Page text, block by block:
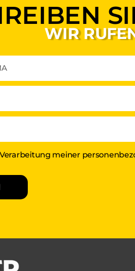
WIR
meiner